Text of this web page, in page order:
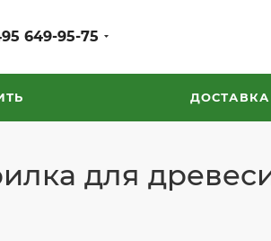
649-95-75
ДОСТАВКА
для